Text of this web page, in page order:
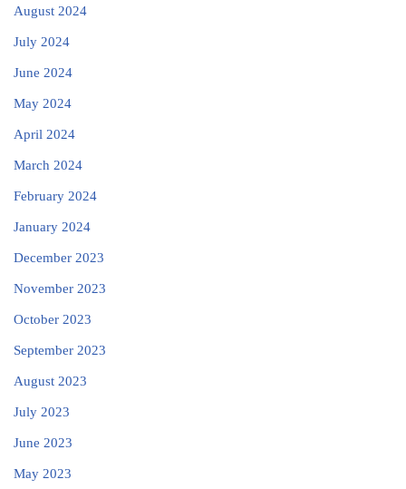
August 2024
July 2024
June 2024
May 2024
April 2024
March 2024
February 2024
January 2024
December 2023
November 2023
October 2023
September 2023
August 2023
July 2023
June 2023
May 2023